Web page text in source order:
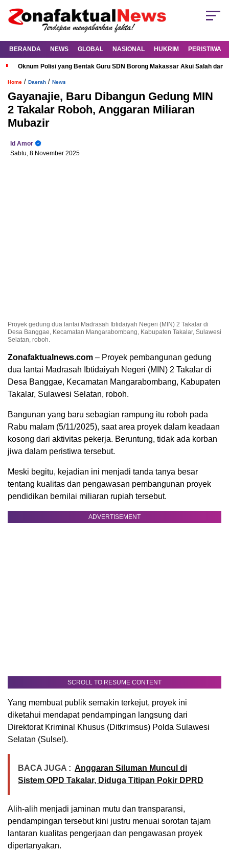
BERANDA NEWS GLOBAL NASIONAL HUKRIM PERISTIWA
Oknum Polisi yang Bentak Guru SDN Borong Makassar Akui Salah dan
Home / Daerah / News
Gayanajie, Baru Dibangun Gedung MIN
2 Takalar Roboh, Anggaran Miliaran
Mubazir
Id Amor
Sabtu, 8 November 2025
Proyek gedung dua lantai Madrasah Ibtidaiyah Negeri (MIN) 2 Takalar di
Desa Banggae, Kecamatan Mangarabombang, Kabupaten Takalar, Sulawesi
Selatan, roboh.
Zonafaktualnews.com – Proyek pembangunan gedung
dua lantai Madrasah Ibtidaiyah Negeri (MIN) 2 Takalar di
Desa Banggae, Kecamatan Mangarabombang, Kabupaten
Takalar, Sulawesi Selatan, roboh.
Bangunan yang baru sebagian rampung itu roboh pada
Rabu malam (5/11/2025), saat area proyek dalam keadaan
kosong dari aktivitas pekerja. Beruntung, tidak ada korban
jiwa dalam peristiwa tersebut.
Meski begitu, kejadian ini menjadi tanda tanya besar
tentang kualitas dan pengawasan pembangunan proyek
pendidikan bernilai miliaran rupiah tersebut.
ADVERTISEMENT
SCROLL TO RESUME CONTENT
Yang membuat publik semakin terkejut, proyek ini
diketahui mendapat pendampingan langsung dari
Direktorat Kriminal Khusus (Ditkrimsus) Polda Sulawesi
Selatan (Sulsel).
BACA JUGA : Anggaran Siluman Muncul di
Sistem OPD Takalar, Diduga Titipan Pokir DPRD
Alih-alih menjadi jaminan mutu dan transparansi,
pendampingan tersebut kini justru menuai sorotan tajam
lantaran kualitas pengerjaan dan pengawasan proyek
dipertanyakan.